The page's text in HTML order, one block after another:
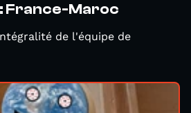
France-Maroc
de l'équipe de